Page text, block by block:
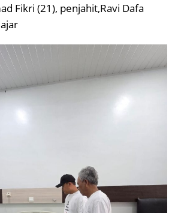
Fikri (21), penjahit,Ravi Dafa